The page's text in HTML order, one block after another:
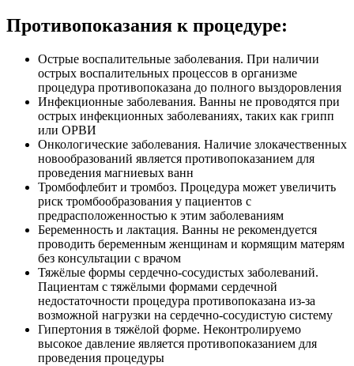
Противопоказания к процедуре:
Острые воспалительные заболевания. При наличии
острых воспалительных процессов в организме
процедура противопоказана до полного выздоровления
Инфекционные заболевания. Ванны не проводятся при
острых инфекционных заболеваниях, таких как грипп
или ОРВИ
Онкологические заболевания. Наличие злокачественных
новообразований является противопоказанием для
проведения магниевых ванн
Тромбофлебит и тромбоз. Процедура может увеличить
риск тромбообразования у пациентов с
предрасположенностью к этим заболеваниям
Беременность и лактация. Ванны не рекомендуется
проводить беременным женщинам и кормящим матерям
без консультации с врачом
Тяжёлые формы сердечно-сосудистых заболеваний.
Пациентам с тяжёлыми формами сердечной
недостаточности процедура противопоказана из-за
возможной нагрузки на сердечно-сосудистую систему
Гипертония в тяжёлой форме. Неконтролируемо
высокое давление является противопоказанием для
проведения процедуры